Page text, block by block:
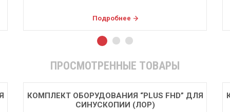
Подробнее
ПРОСМОТРЕННЫЕ ТОВАРЫ
КОМПЛЕКТ ОБОРУДОВАНИЯ “PLUS FHD” ДЛЯ
СИНУСКОПИИ (ЛОР)